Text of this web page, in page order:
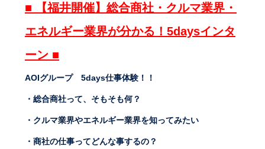
■ 【福井開催】総合商社・クルマ業界・
エネルギー業界が分かる！5daysインタ
ーン ■
AOIグループ 5days仕事体験！！
・総合商社って、そもそも何？
・クルマ業界やエネルギー業界を知ってみたい
・商社の仕事ってどんな事するの？